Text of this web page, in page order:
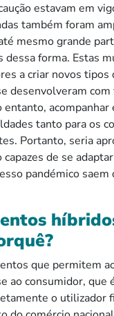
estavam em
também foram
mesmo grande
dessa forma. Estas
a criar novos tipos
desenvolveram
entanto, acompanhar
tanto para os
Portanto, seria
de se
pandémico
que permitem
ao consumidor, que
o utilizador